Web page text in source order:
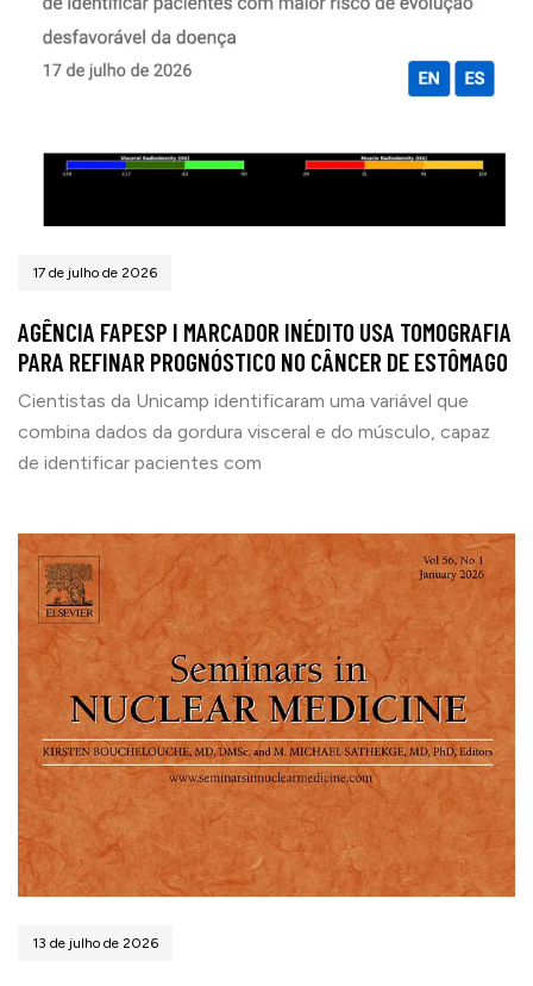
17 de julho de 2026
AGÊNCIA FAPESP I MARCADOR INÉDITO USA TOMOGRAFIA
PARA REFINAR PROGNÓSTICO NO CÂNCER DE ESTÔMAGO
Cientistas da Unicamp identificaram uma variável que
combina dados da gordura visceral e do músculo, capaz
de identificar pacientes com
13 de julho de 2026